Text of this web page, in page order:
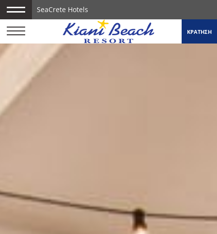
SeaCrete Hotels
ΚΡΑΤΗΣΗ